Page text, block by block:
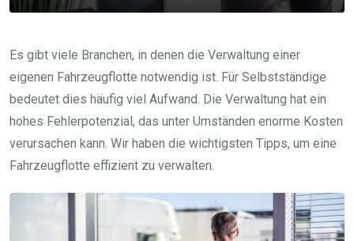
Es gibt viele Branchen, in denen die Verwaltung einer
eigenen Fahrzeugflotte notwendig ist. Für Selbstständige
bedeutet dies häufig viel Aufwand. Die Verwaltung hat ein
hohes Fehlerpotenzial, das unter Umständen enorme Kosten
verursachen kann. Wir haben die wichtigsten Tipps, um eine
Fahrzeugflotte effizient zu verwalten.